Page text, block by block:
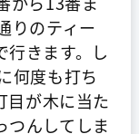
りのティー
行きます。し
何度も打ち
目が木に当た
つんしてしま